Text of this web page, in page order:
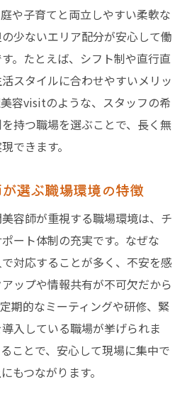
や子育てと両立しやすい柔軟な
少ないエリア配分が安心して働
。たとえば、シフト制や直行直
スタイルに合わせやすいメリッ
容visitのような、スタッフの希
持つ職場を選ぶことで、長く無
できます。
選ぶ職場環境の特徴
容師が重視する職場環境は、チ
ート体制の充実です。なぜな
対応することが多く、不安を感
ップや情報共有が不可欠だから
期的なミーティングや研修、緊
入している職場が挙げられま
ことで、安心して現場に集中で
もつながります。